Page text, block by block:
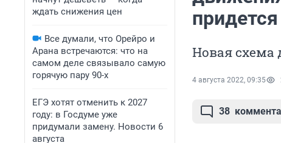
ждать снижения цен
Все думали, что Орейро и
Арана встречаются: что на
самом деле связывало самую
горячую пару 90-х
ЕГЭ хотят отменить к 2027
году: в Госдуме уже
придумали замену. Новости 6
августа
Новая схема
4 августа 2022, 09:35
38